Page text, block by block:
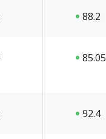
88.2
85.05
92.4